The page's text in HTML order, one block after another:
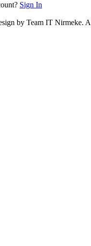
Sign In
by Team IT Nirmeke.